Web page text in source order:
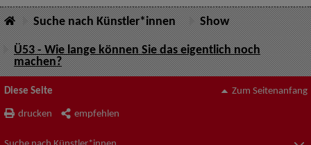
Suche nach Künstler*innen Show
Ü53 - Wie lange können Sie das eigentlich noch
machen?
Diese Seite
drucken empfehlen
Zum Seitenanfang